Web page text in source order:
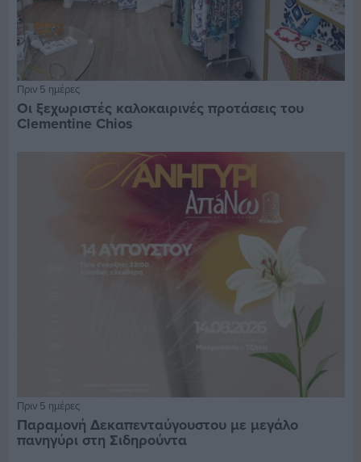
Πριν 5 ημέρες
Οι ξεχωριστές καλοκαιρινές προτάσεις του
Clementine Chios
Πριν 5 ημέρες
Παραμονή Δεκαπενταύγουστου με μεγάλο
πανηγύρι στη Σιδηρούντα